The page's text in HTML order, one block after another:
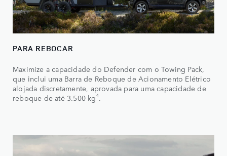
PARA REBOCAR
Maximize a capacidade do Defender com o Towing Pack,
que inclui uma Barra de Reboque de Acionamento Elétrico
alojada discretamente, aprovada para uma capacidade de
reboque de até 3.500 kg4.